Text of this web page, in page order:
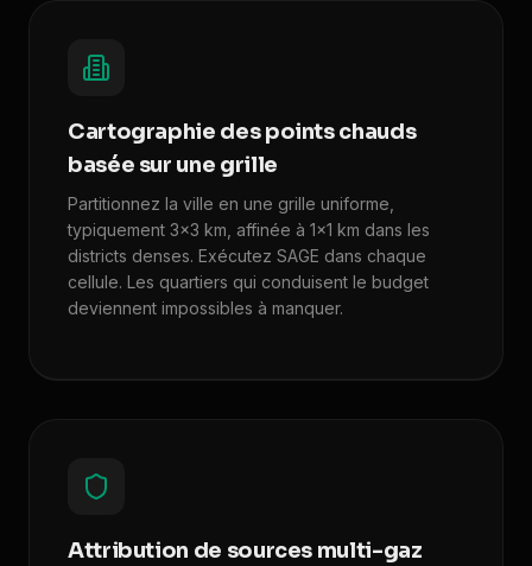
Cartographie des points chauds
basée sur une grille
Partitionnez la ville en une grille uniforme,
typiquement 3x3 km, affinée à 1x1 km dans les
districts denses. Exécutez SAGE dans chaque
cellule. Les quartiers qui conduisent le budget
deviennent impossibles à manquer.
Attribution de sources multi-gaz